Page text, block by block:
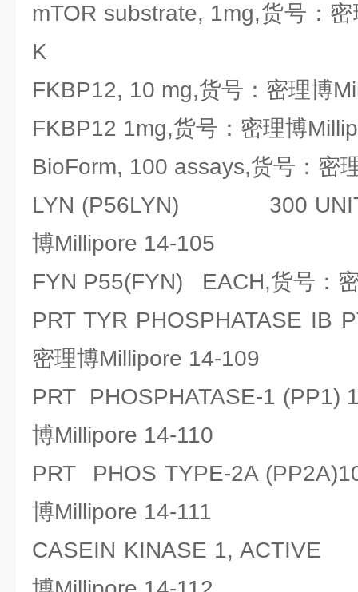
mTOR substrate, 1mg,货号：
K
FKBP12, 10 mg,货号：密理博
FKBP12 1mg,货号：密理博
BioForm, 100 assays,货号：密
LYN (P56LYN) 300
博Millipore 14-105
FYN P55(FYN) EACH,货号：
PRT TYR PHOSPHATASE IB
密理博Millipore 14-109
PRT PHOSPHATASE-1 (PP1)
博Millipore 14-110
PRT PHOS TYPE-2A
博Millipore 14-111
CASEIN KINASE 1,